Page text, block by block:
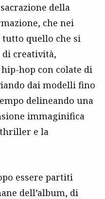
della
che nei
quello che si
creatività,
hop con colate di
dai modelli fino
delineando una
immaginifica
e la
essere partiti
dell’album, di